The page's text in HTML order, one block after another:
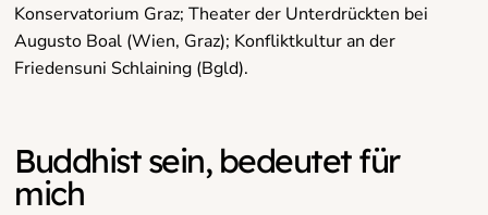
Konservatorium Graz; Theater der Unterdrückten bei
Augusto Boal (Wien, Graz); Konfliktkultur an der
Friedensuni Schlaining (Bgld).
Buddhist sein, bedeutet für
mich